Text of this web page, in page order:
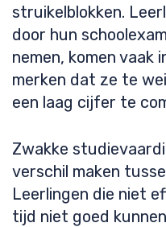
struikelblokken.
door hun
nemen, komen vaak
merken dat ze te
een laag cijfer te
Zwakke
verschil maken
Leerlingen die niet
tijd niet goed